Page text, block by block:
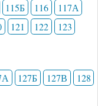
115Б 116
117А
121 122 123
127Б 127В
128